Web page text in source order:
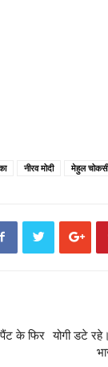
नीरव मोदी मेहुल चोकसी
पैंट के फिर योगी डटे